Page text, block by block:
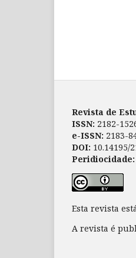
Revista de
ISSN: 2182-
e-ISSN: 2183-
DOI: 10.14195/
Peridiocidade:
Esta revista
A revista é